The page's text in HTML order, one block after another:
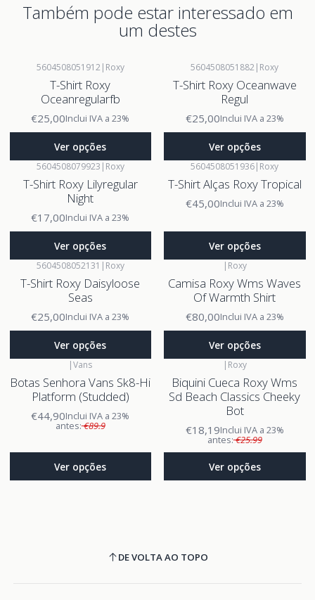
Também pode estar interessado em
um destes
5604508051912 | Roxy
T-Shirt Roxy
Oceanregularfb
€25,00Inclui IVA a 23%
Ver opções
5604508051882 | Roxy
T-Shirt Roxy Oceanwave
Regul
€25,00Inclui IVA a 23%
Ver opções
5604508079923 | Roxy
T-Shirt Roxy Lilyregular
Night
€17,00Inclui IVA a 23%
Ver opções
5604508051936| Roxy
T-Shirt Alças Roxy Tropical
€45,00Inclui IVA a 23%
Ver opções
5604508052131 | Roxy
T-Shirt Roxy Daisyloose
Seas
€25,00Inclui IVA a 23%
Ver opções
| Roxy
Camisa Roxy Wms Waves
Of Warmth Shirt
€80,00Inclui IVA a 23%
Ver opções
|Vans
Botas Senhora Vans Sk8-Hi
Platform (Studded)
€44,90Inclui IVA a 23%
antes:€89.9
Ver opções
| Roxy
Biquini Cueca Roxy Wms
Sd Beach Classics Cheeky
Bot
€18,19Inclui IVA a 23%
antes:€25.99
Ver opções
DE VOLTA AO TOPO